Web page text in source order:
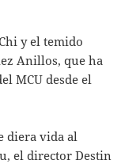
y el temido
Anillos, que ha
MCU desde el
diera vida al
el director Destin